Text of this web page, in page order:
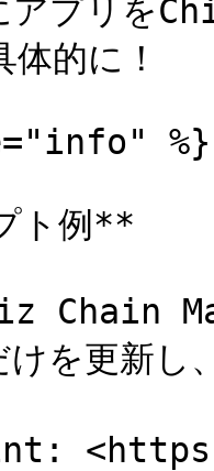
プリを
的に！
%}
ト例**
Chain
を更新し